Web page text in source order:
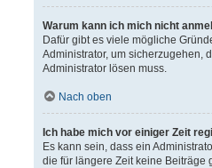
Warum kann ich mich nicht
Dafür gibt es viele mögliche
Administrator, um sicherzugehen,
Administrator lösen muss.
Nach oben
Ich habe mich vor einiger Zeit
Es kann sein, dass ein
die für längere Zeit keine Beiträge